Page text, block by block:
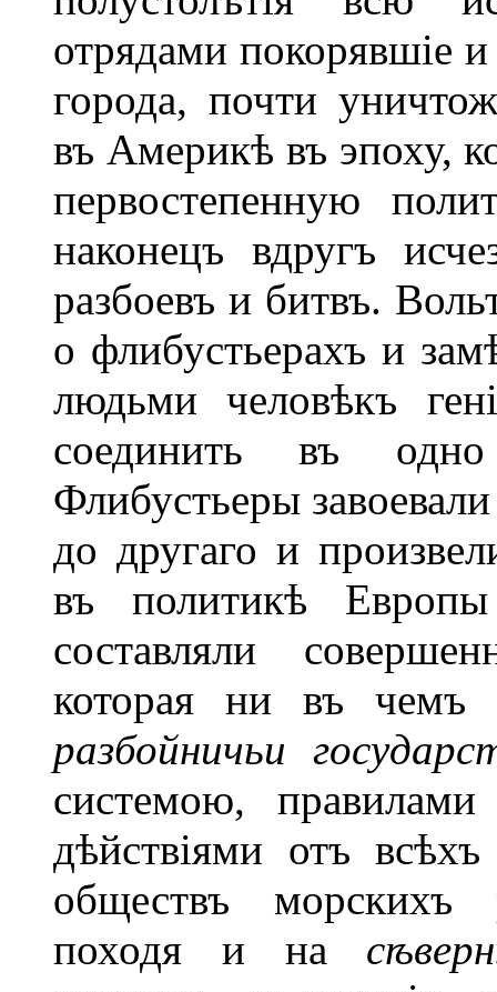
отрядами покорявшіе
города, почти
въ Америкѣ въ эпоху,
первостепенную
наконецъ вдругъ
разбоевъ и битвъ.
о флибустьерахъ и
людьми человѣкъ
соединить въ
Флибустьеры
до другаго и
въ политикѣ
составляли
которая ни въ
разбойничьи
системою,
дѣйствіями отъ
обществъ морскихъ
походя и на